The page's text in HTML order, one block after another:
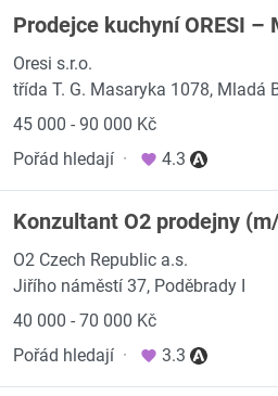
Prodejce kuchyní ORESI –
Oresi s.r.o.
třída T. G. Masaryka 1078, Mladá
45 000 - 90 000 Kč
Pořád hledají · 4.3
Konzultant O2 prodejny
O2 Czech Republic a.s.
Jiřího náměstí 37, Poděbrady I
40 000 - 70 000 Kč
Pořád hledají · 3.3